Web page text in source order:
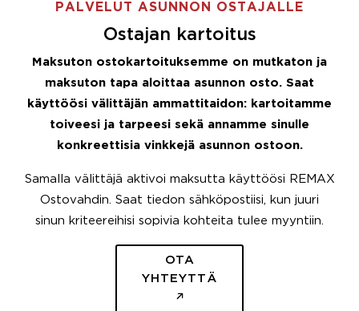
PALVELUT ASUNNON OSTAJALLE
Ostajan kartoitus
Maksuton ostokartoituksemme on mutkaton ja
maksuton tapa aloittaa asunnon osto. Saat
käyttöösi välittäjän ammattitaidon: kartoitamme
toiveesi ja tarpeesi sekä annamme sinulle
konkreettisia vinkkejä asunnon ostoon.
Samalla välittäjä aktivoi maksutta käyttöösi REMAX
Ostovahdin. Saat tiedon sähköpostiisi, kun juuri
sinun kriteereihisi sopivia kohteita tulee myyntiin.
OTA
YHTEYTTÄ